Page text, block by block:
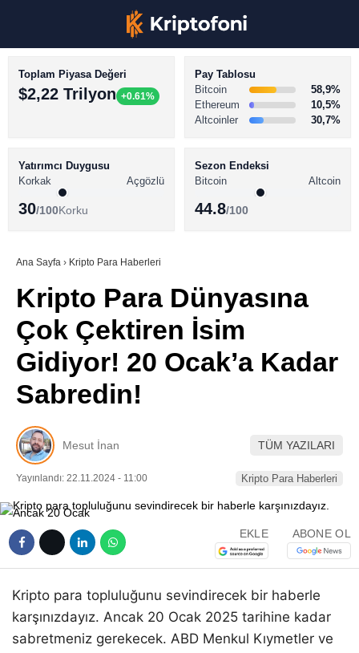
Youtube
TikTok
BİTCOİN HABERLERİ
ALTCOİN HABERLERİ
SÖZLÜK
Toplam Piyasa Değeri
$2,22 Trilyon +0.61%
Pay Tablosu
Bitcoin
58,9%
Ethereum
10,5%
Altcoinler
30,7%
Yatırımcı Duygusu
Korkak
Açgözlü
30/100Korku
Sezon Endeksi
Bitcoin
Altcoin
44.8/100
Ana Sayfa › Kripto Para Haberleri
Kripto Para Dünyasına
Çok Çektiren İsim
Gidiyor! 20 Ocak’a Kadar
Sabredin!
Mesut İnan TÜM YAZILARI
Yayınlandı: 22.11.2024 - 11:00 Kripto Para Haberleri
EKLE ABONE OL
Kripto para topluluğunu sevindirecek bir haberle
karşınızdayız. Ancak 20 Ocak 2025 tarihine kadar
sabretmeniz gerekecek. ABD Menkul Kıymetler ve